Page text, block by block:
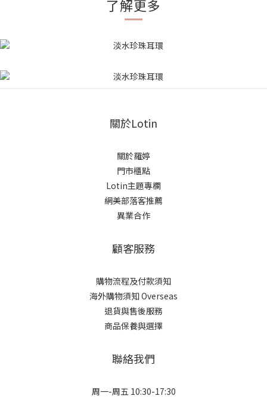
了解更多
關於Lotin
關於羅婷
門市櫃點
Lotin主題專欄
網美部落客推薦
異業合作
顧客服務
購物流程及付款須知
海外購物須知 Overseas
退貨與售後服務
商品保養與選擇
聯絡我們
周一-周五 10:30-17:30